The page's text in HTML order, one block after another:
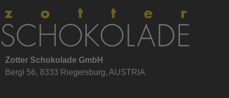
Zotter Schokolade GmbH
Bergl 56, 8333 Riegersburg, AUSTRIA